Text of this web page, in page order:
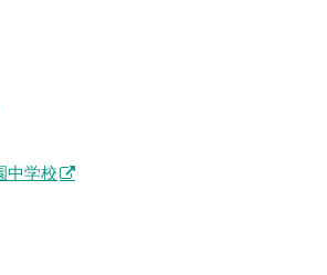
中学校